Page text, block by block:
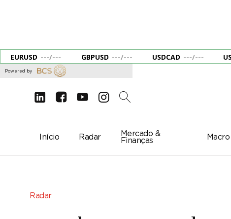
EURUSD ---/--- GBPUSD ---/--- USDCAD ---/---
Powered by
d e g c 2
Início Radar
Mercado &
Finanças
Macro
Radar